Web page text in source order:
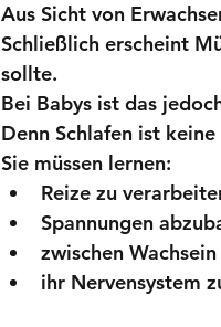
Aus Sicht von
Schließlich erscheint
sollte.
Bei Babys ist das
Denn Schlafen ist
Sie müssen lernen:
Reize zu
Spannungen
zwischen
ihr Nervensystem